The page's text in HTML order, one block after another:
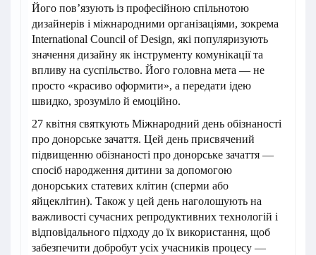
Його пов’язують із професійною спільнотою
дизайнерів і міжнародними організаціями, зокрема
International Council of Design, які популяризують
значення дизайну як інструменту комунікації та
впливу на суспільство. Його головна мета — не
просто «красиво оформити», а передати ідею
швидко, зрозуміло й емоційно.
27 квітня святкують Міжнародний день обізнаності
про донорське зачаття. Цей день присвячений
підвищенню обізнаності про донорське зачаття —
спосіб народження дитини за допомогою
донорських статевих клітин (сперми або
яйцеклітин). Також у цей день наголошують на
важливості сучасних репродуктивних технологій і
відповідального підходу до їх використання, щоб
забезпечити добробут усіх учасників процесу —